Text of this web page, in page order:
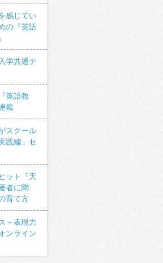
感じてい
の『英語
学共通テ
英語教
載
スクール
践編」セ
ット『天
者に聞
育て方
～表現力
ンライン